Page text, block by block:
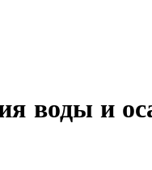
воды и